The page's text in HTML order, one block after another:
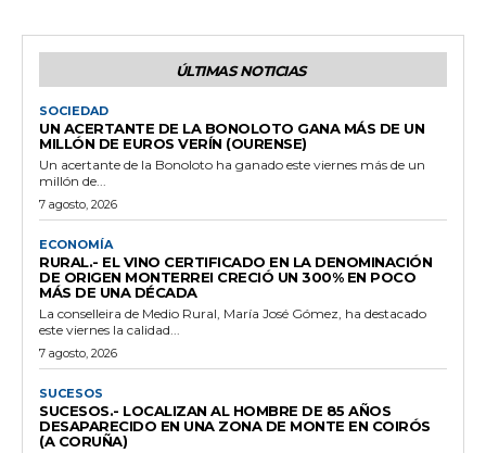
ÚLTIMAS NOTICIAS
SOCIEDAD
UN ACERTANTE DE LA BONOLOTO GANA MÁS DE UN
MILLÓN DE EUROS VERÍN (OURENSE)
Un acertante de la Bonoloto ha ganado este viernes más de un
millón de...
7 agosto, 2026
ECONOMÍA
RURAL.- EL VINO CERTIFICADO EN LA DENOMINACIÓN
DE ORIGEN MONTERREI CRECIÓ UN 300% EN POCO
MÁS DE UNA DÉCADA
La conselleira de Medio Rural, María José Gómez, ha destacado
este viernes la calidad...
7 agosto, 2026
SUCESOS
SUCESOS.- LOCALIZAN AL HOMBRE DE 85 AÑOS
DESAPARECIDO EN UNA ZONA DE MONTE EN COIRÓS
(A CORUÑA)